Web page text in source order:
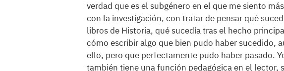
verdad que es el subgénero en el que me siento
con la investigación, con tratar de pensar qué
libros de Historia, qué sucedía tras el hecho
cómo escribir algo que bien pudo haber sucedido,
ello, pero que perfectamente pudo haber pasado.
también tiene una función pedagógica en el lector,